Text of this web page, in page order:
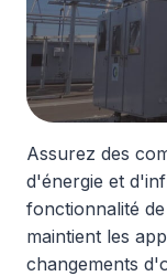
Assurez des
d'énergie et
fonctionnalité
maintient les
changements